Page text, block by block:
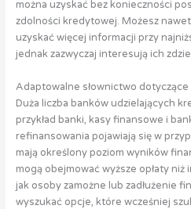
można uzyskać bez konieczności
zdolności kredytowej. Możesz
uzyskać więcej informacji przy
jednak zazwyczaj interesują ich
Adaptowalne słownictwo dotyczące
Duża liczba banków udzielających
przykład banki, kasy finansowe i
refinansowania pojawiają się w
mają określony poziom wyników
mogą obejmować wyższe opłaty
jak osoby zamożne lub zadłużenie
wyszukać opcje, które wcześniej